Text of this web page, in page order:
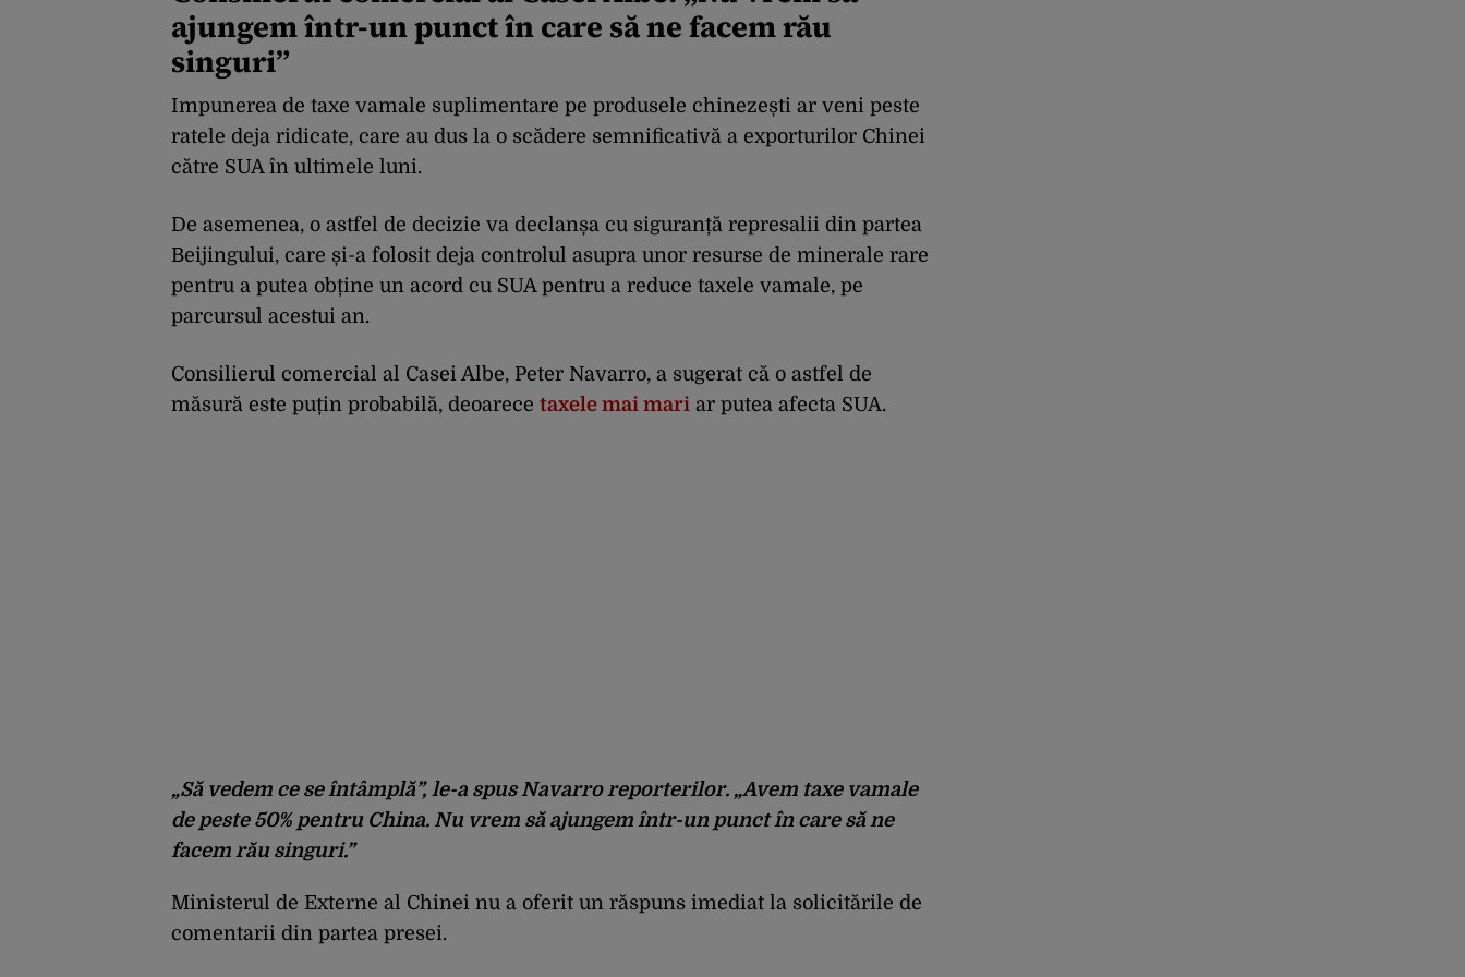
ajungem într-un punct în care să ne facem rău
singuri”
Impunerea de taxe vamale suplimentare pe produsele chinezești ar veni peste
ratele deja ridicate, care au dus la o scădere semnificativă a exporturilor Chinei
către SUA în ultimele luni.
De asemenea, o astfel de decizie va declanșa cu siguranță represalii din partea
Beijingului, care și-a folosit deja controlul asupra unor resurse de minerale rare
pentru a putea obține un acord cu SUA pentru a reduce taxele vamale, pe
parcursul acestui an.
Consilierul comercial al Casei Albe, Peter Navarro, a sugerat că o astfel de
măsură este puțin probabilă, deoarece taxele mai mari ar putea afecta SUA.
„Să vedem ce se întâmplă”, le-a spus Navarro reporterilor. „Avem taxe vamale
de peste 50% pentru China. Nu vrem să ajungem într-un punct în care să ne
facem rău singuri.”
Ministerul de Externe al Chinei nu a oferit un răspuns imediat la solicitările de
comentarii din partea presei.